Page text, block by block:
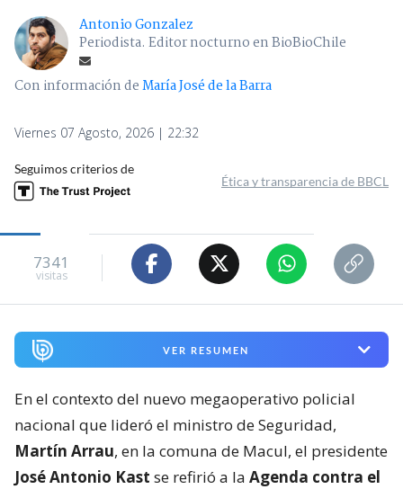
Antonio Gonzalez
Periodista. Editor nocturno en BioBioChile
Con información deMaría José de la Barra
Viernes 07 Agosto, 2026 | 22:32
Seguimos criterios de
Ética y transparencia de BBCL
7341
visitas
VER RESUMEN
En el contexto del nuevo megaoperativo policial
nacional que lideró el ministro de Seguridad,
Martín Arrau, en la comuna de Macul, el presidente
José Antonio Kast se refirió a la Agenda contra el